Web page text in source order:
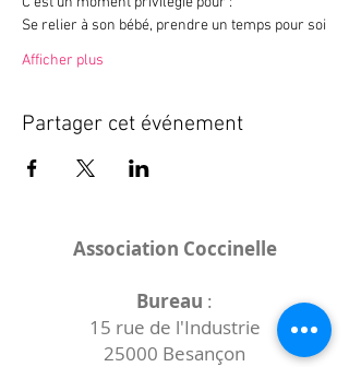
Se relier à son bébé, prendre un temps pour soi
Afficher plus
Partager cet événement
Association Coccinelle
Bureau :
15 rue de l'Industrie
25000 Besançon